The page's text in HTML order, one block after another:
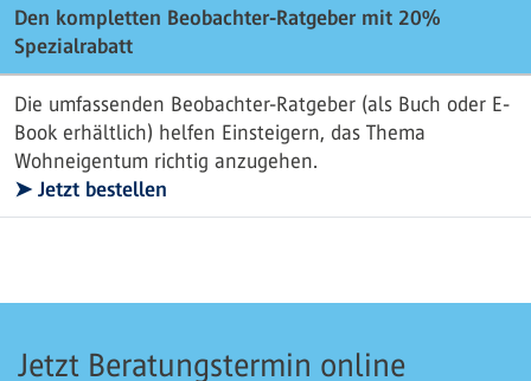
Den kompletten Beobachter-Ratgeber mit 20%
Spezialrabatt
Die umfassenden Beobachter-Ratgeber (als Buch oder E-
Book erhältlich) helfen Einsteigern, das Thema
Wohneigentum richtig anzugehen.
➤ Jetzt bestellen
Jetzt Beratungstermin online